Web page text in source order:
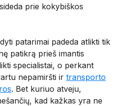
prie kokybiškos
patarimai padeda atlikti tik
patikrą prieš imantis
specialistai, o perkant
nepamiršti ir transporto
. Bet kuriuo atveju,
kad kažkas yra ne